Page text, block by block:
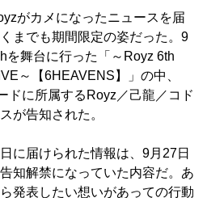
がカメになったニュースを届
までも期間限定の姿だった。9
を舞台に行った「～Royz 6th
～【6HEAVENS】」の中、
ドに所属するRoyz／己龍／コド
が告知された。
に届けられた情報は、9月27日
知解禁になっていた内容だ。あ
発表したい想いがあっての行動